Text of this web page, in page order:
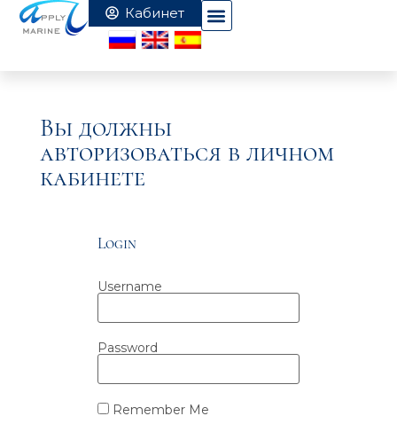
Вы должны
авторизоваться в личном
кабинете
Login
Username
Password
Remember Me